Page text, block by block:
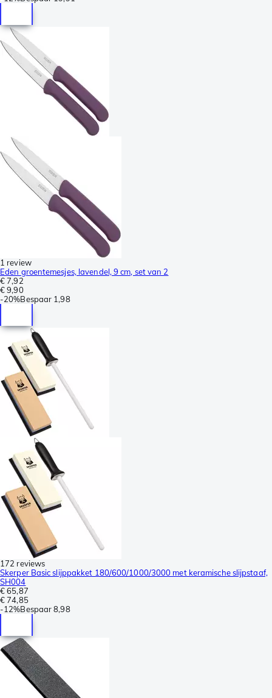
1 review
Eden groentemesjes, lavendel, 9 cm, set van 2
€ 7,92
€ 9,90
-20%Bespaar 1,98
172 reviews
Skerper Basic slijppakket 180/600/1000/3000 met keramische slijpstaaf,
SH004
€ 65,87
€ 74,85
-12%Bespaar 8,98